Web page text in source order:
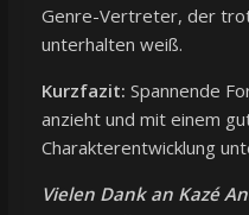
Genre-Vertreter, der
unterhalten weiß.
Kurzfazit: Spannende
anzieht und mit einem
Charakterentwicklung
Vielen Dank an Kazé